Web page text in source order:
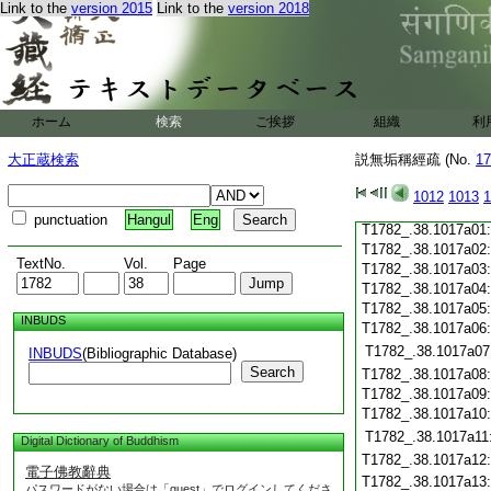
Link to the version 2015 Link to the version 2018
ホーム 検索 ご挨拶 組織 利
大正蔵検索
punctuation Hangul Eng
TextNo. Vol. Page
INBUDS
INBUDS(Bibliographic Database)
Search
Digital Dictionary of Buddhism
電子佛教辭典
説無垢稱經疏 (No.
1012 1013